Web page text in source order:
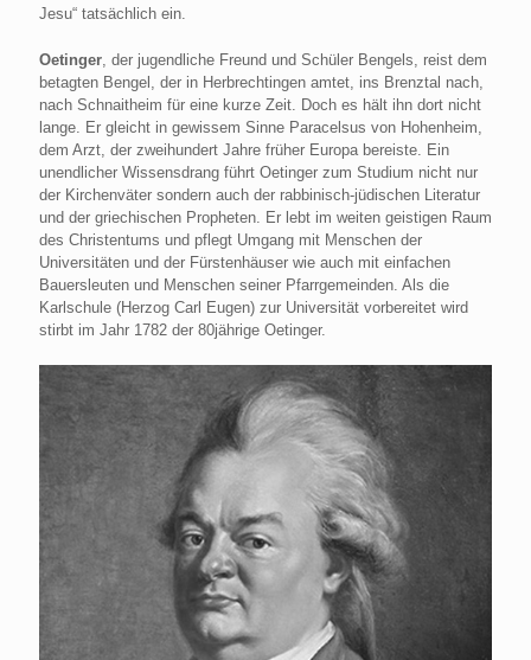
Jesu“ tatsächlich ein.
Oetinger , der jugendliche Freund und Schüler Bengels, reist dem
betagten Bengel, der in Herbrechtingen amtet, ins Brenztal nach,
nach Schnaitheim für eine kurze Zeit. Doch es hält ihn dort nicht
lange. Er gleicht in gewissem Sinne Paracelsus von Hohenheim,
dem Arzt, der zweihundert Jahre früher Europa bereiste. Ein
unendlicher Wissensdrang führt Oetinger zum Studium nicht nur
der Kirchenväter sondern auch der rabbinisch-jüdischen Literatur
und der griechischen Propheten. Er lebt im weiten geistigen Raum
des Christentums und pflegt Umgang mit Menschen der
Universitäten und der Fürstenhäuser wie auch mit einfachen
Bauersleuten und Menschen seiner Pfarrgemeinden. Als die
Karlschule (Herzog Carl Eugen) zur Universität vorbereitet wird
stirbt im Jahr 1782 der 80jährige Oetinger.